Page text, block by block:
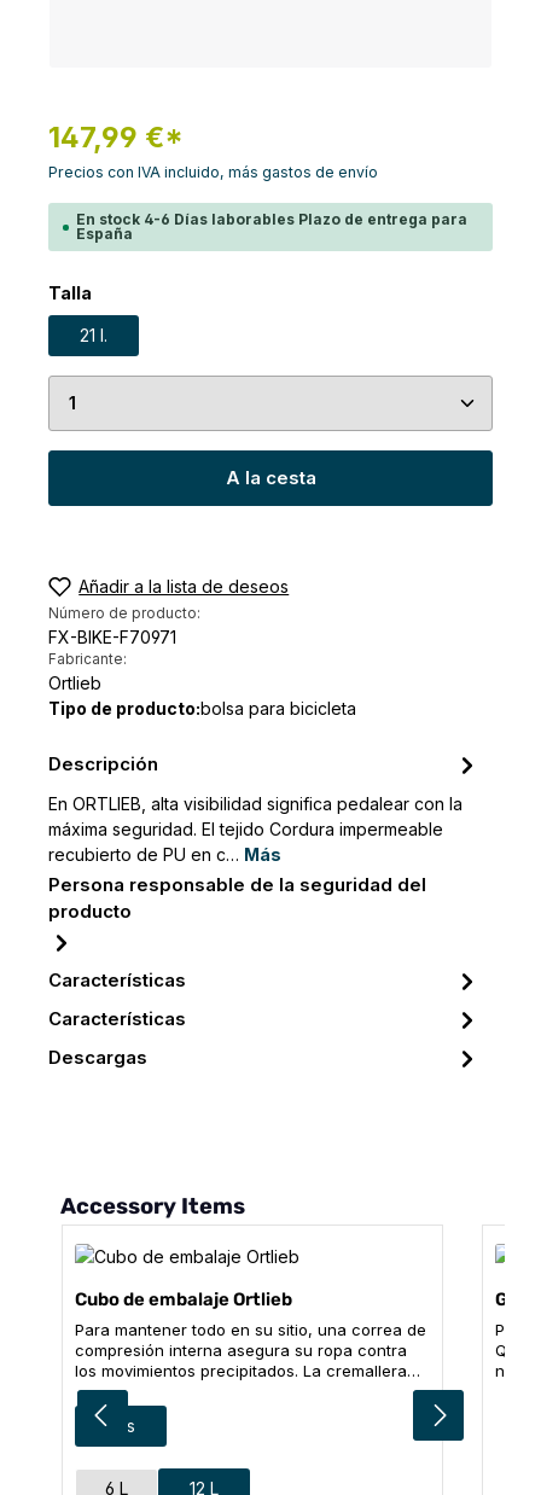
147,99 €*
Precios con IVA incluido, más gastos de envío
En stock 4-6 Días laborables Plazo de entrega para
España
Seleccione
Talla
21 l.
Cantidad del producto: introduce la cantidad
A la cesta
Añadir a la lista de deseos
Número de producto:
FX-BIKE-F70971
Fabricante:
Ortlieb
Tipo de producto:bolsa para bicicleta
Descripción
En ORTLIEB, alta visibilidad significa pedalear con la
máxima seguridad. El tejido Cordura impermeable
recubierto de PU en c… Más
Persona responsable de la seguridad del
producto
Características
Características
Descargas
Omitir la galería de productos
Accessory Items
Cubo de embalaje Ortlieb
Para mantener todo en su sitio, una correa de
compresión interna asegura su ropa contra
los movimientos precipitados. La cremallera
bidireccional, que permite abrir
completamente tres lados de la bolsa
fabricada en tejido ligero de poliéster, facilita
su llenado. Aunque el cubo de embalaje
encaja perfectamente en combinación con la
Seleccione
Color
gris
Seleccione
Talla
6 L 12 L
Para
no